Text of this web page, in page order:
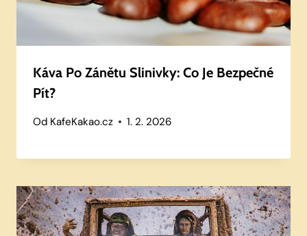
Káva Po Zánětu Slinivky: Co Je Bezpečné
Pít?
Od KafeKakao.cz 1. 2. 2026